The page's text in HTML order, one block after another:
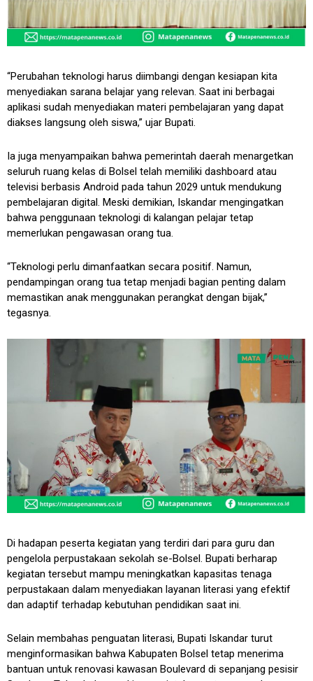
“Perubahan teknologi harus diimbangi dengan kesiapan kita
menyediakan sarana belajar yang relevan. Saat ini berbagai
aplikasi sudah menyediakan materi pembelajaran yang dapat
diakses langsung oleh siswa,” ujar Bupati.
Ia juga menyampaikan bahwa pemerintah daerah menargetkan
seluruh ruang kelas di Bolsel telah memiliki dashboard atau
televisi berbasis Android pada tahun 2029 untuk mendukung
pembelajaran digital. Meski demikian, Iskandar mengingatkan
bahwa penggunaan teknologi di kalangan pelajar tetap
memerlukan pengawasan orang tua.
“Teknologi perlu dimanfaatkan secara positif. Namun,
pendampingan orang tua tetap menjadi bagian penting dalam
memastikan anak menggunakan perangkat dengan bijak,”
tegasnya.
Di hadapan peserta kegiatan yang terdiri dari para guru dan
pengelola perpustakaan sekolah se-Bolsel. Bupati berharap
kegiatan tersebut mampu meningkatkan kapasitas tenaga
perpustakaan dalam menyediakan layanan literasi yang efektif
dan adaptif terhadap kebutuhan pendidikan saat ini.
Selain membahas penguatan literasi, Bupati Iskandar turut
menginformasikan bahwa Kabupaten Bolsel tetap menerima
bantuan untuk renovasi kawasan Boulevard di sepanjang pesisir